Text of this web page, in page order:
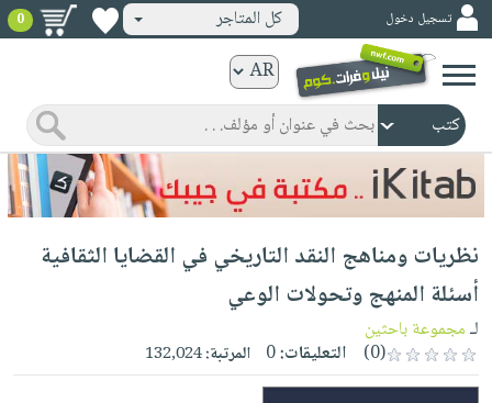
ورقية
المواضيع
صدر
حديثاً
الأكثر
مبيعاً
جوائز
شحن
مخفض
عروض
كتب
الكترونية
الرئيسية
صدر
حديثاً
الأكثر
مبيعاً
كتب
صوتية
الصفحة
الرئيسية
أطفال
تسجيل دخول كل المتاجر 0
نظريات ومناهج النقد التاريخي في القضايا الثقافية
أسئلة المنهج وتحولات الوعي
لـمجموعة باحثين
(0)
التعليقات:0 المرتبة:132,024